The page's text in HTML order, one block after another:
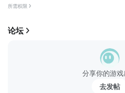
所需权限
论坛
分享你的游戏
去发帖